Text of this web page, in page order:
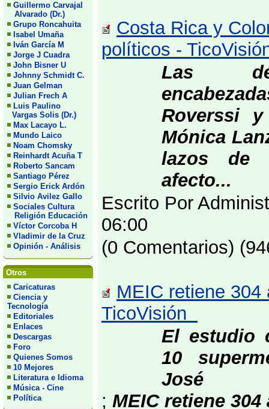
Guillermo Carvajal
Alvarado (Dr.)
Grupo Roncahuita
Isabel Umaña
Iván García M
Jorge J Cuadra
John Bisner U
Johnny Schmidt C.
Juan Gelman
Julian Frech A
Luis Paulino
Vargas Solis (Dr.)
Max Lacayo L.
Mundo Laico
Noam Chomsky
Reinhardt Acuña T
Roberto Sancam
Santiago Pérez
Sergio Erick Ardón
Silvio Avilez Gallo
Sociales Cultura
Religión Educación
Víctor Corcoba H
Vladimir de la Cruz
Opinión - Análisis
Otros
Caricaturas
Ciencia y
Tecnología
Editoriales
Enlaces
Descargas
Foro
Quienes Somos
10 Mejores
Literatura e Idioma
Música - Cine
Política
Costa Rica y
políticos -
Las
Roverssi y
Mónica
lazos de
afecto...
Escrito Por
06:00
(0 Comentarios)
MEIC retiene
TicoVisión
El estudio
10
José
; MEIC retiene